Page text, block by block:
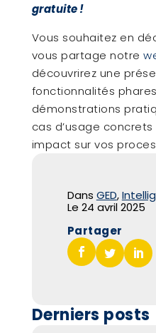
gratuite !
Vous souhaitez en
vous partage notre
découvrirez une
fonctionnalités phares
démonstrations
cas d’usage
impact sur vos
Dans GED,
Le 24 avril 2025
Partager
Derniers posts